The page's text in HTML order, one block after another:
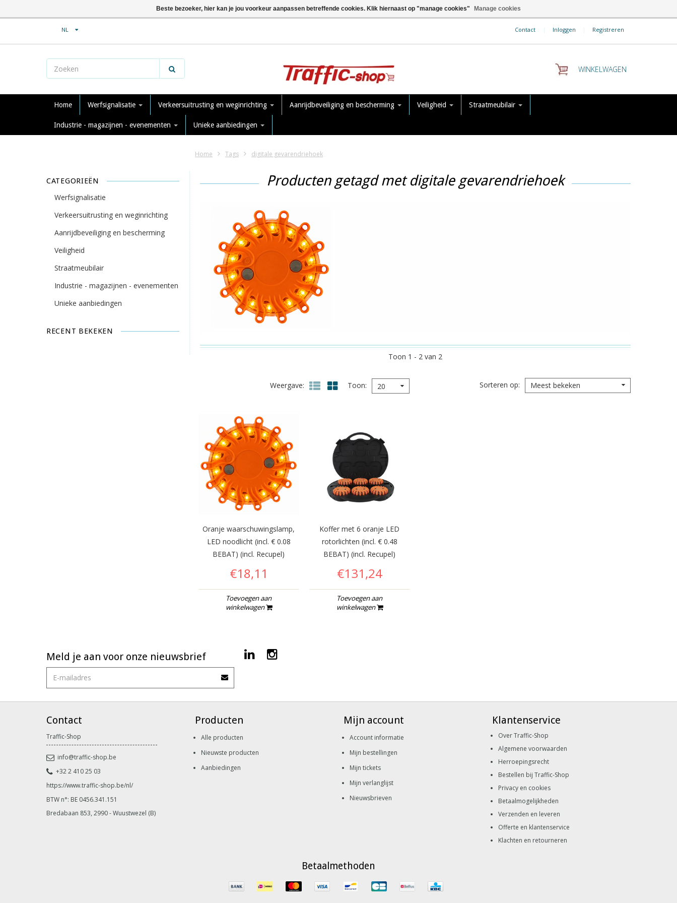
NL Contact | Inloggen | Registreren
WINKELWAGEN
Home Werfsignalisatie Verkeersuitrusting en weginrichting Aanrijdbeveiliging en bescherming Veiligheid Straatmeubilair
Industrie - magazijnen - evenementen Unieke aanbiedingen
Home Tags digitale gevarendriehoek
CATEGORIEËN
Werfsignalisatie
Verkeersuitrusting en weginrichting
Aanrijdbeveiliging en bescherming
Veiligheid
Straatmeubilair
Industrie - magazijnen - evenementen
Unieke aanbiedingen
RECENT BEKEKEN
Producten getagd met digitale gevarendriehoek
Toon 1 - 2 van 2
Weergave Toon 20 Sorteren op Meest bekeken
Oranje waarschuwingslamp,
LED noodlicht (incl. € 0.08
BEBAT) (incl. Recupel)
€18,11
Toevoegen aan
winkelwagen
Koffer met 6 oranje LED
rotorlichten (incl. € 0.48
BEBAT) (incl. Recupel)
€131,24
Toevoegen aan
winkelwagen
Meld je aan voor onze nieuwsbrief
Contact
Traffic-Shop
info@traffic-shop.be
+32 2 410 25 03
https://www.traffic-shop.be/nl/
BTW n°: BE 0456.341.151
Bredabaan 853, 2990 - Wuustwezel (B)
Producten
Alle producten
Nieuwste producten
Aanbiedingen
Mijn account
Account informatie
Mijn bestellingen
Mijn tickets
Mijn verlanglijst
Nieuwsbrieven
Klantenservice
Over Traffic-Shop
Algemene voorwaarden
Herroepingsrecht
Bestellen bij Traffic-Shop
Privacy en cookies
Betaalmogelijkheden
Verzenden en leveren
Offerte en klantenservice
Klachten en retourneren
Betaalmethoden
Beste bezoeker, hier kan je jou voorkeur aanpassen betreffende cookies. Klik hiernaast op "manage cookies" Manage cookies